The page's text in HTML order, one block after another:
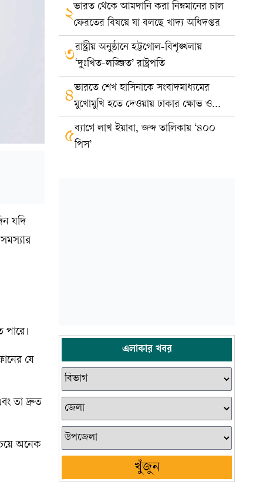
যদি
পারে।
যে
তা দ্রুত
অনেক
২ভারত থেকে আমদানি করা নিম্নমানের চাল
ফেরতের বিষয়ে যা বলছে খাদ্য অধিদপ্তর
৩রাষ্ট্রীয় অনুষ্ঠানে হট্টগোল-বিশৃঙ্খলায়
‘দুঃখিত-লজ্জিত’ রাষ্ট্রপতি
৪ভারতে শেখ হাসিনাকে সংবাদমাধ্যমের
মুখোমুখি হতে দেওয়ায় ঢাকার ক্ষোভ ও
প্রতিবাদ
৫ব্যাগে লাখ ইয়াবা, জব্দ তালিকায় ‘৪০০
পিস’
এলাকার খবর
খুঁজুন